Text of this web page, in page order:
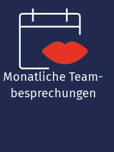
Monatliche Team­
besprechungen